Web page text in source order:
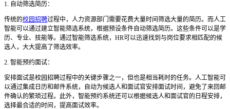
1. 自动筛选简历：
传统的校园招聘过程中，人力资源部门需要花费大量时间筛选大量的简历。而人工
智能可以通过建立智能筛选系统，根据预设条件自动筛选简历。这些条件可以是学
历、专业、技能等。通过智能筛选系统， HR可以迅速找到与岗位要求相匹配的候
选人，大大提高了筛选效率。
2. 智能预约面试：
安排面试是校园招聘过程中的关键步骤之一，但也是相当耗时的任务。人工智能可
以通过集成日历和邮件系统，自动为候选人和面试官安排面试时间，避免了来回邮
件确认的繁琐过程。此外，智能预约系统还可以根据候选人和面试官的日程安排，
选择最合适的时间，提高面试效率。